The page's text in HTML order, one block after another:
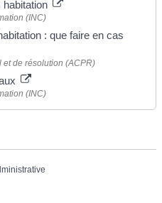
(INC)
: que faire en cas
de résolution (ACPR)
(INC)